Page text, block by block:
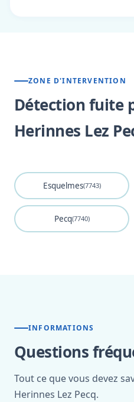
ZONE D'INTERVENTION
Détection fuite
Herinnes Lez
Esquelmes(7743)
Pecq(7740)
INFORMATIONS
Questions
Tout ce que vous devez
Herinnes Lez Pecq.